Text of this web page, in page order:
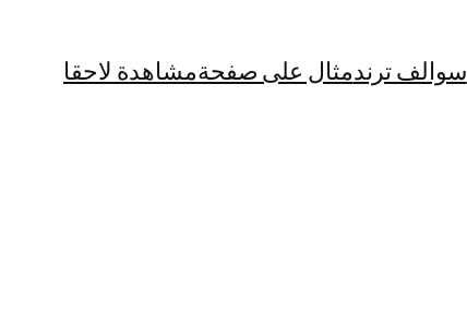
سوالف ترندمثال على صفحةمشاهدة لاحقا